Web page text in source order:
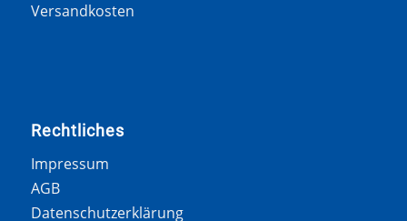
Versandkosten
Rechtliches
Impressum
AGB
Datenschutzerklärung